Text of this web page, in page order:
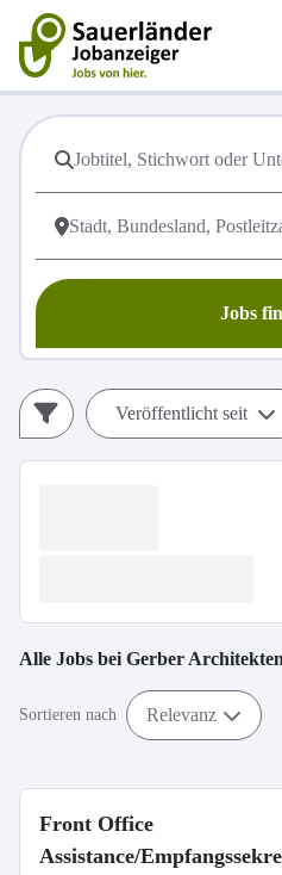
Jobs
Veröffentlicht seit
Alle Jobs bei Gerber
Sortieren nach Relevanz
Front Office
Assistance/